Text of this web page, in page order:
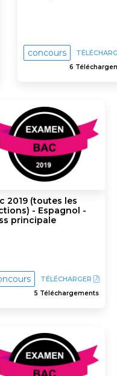
concours
6
2019 (toutes les
- Espagnol -
principale
TÉLÉCHARGER
5 Téléchargements